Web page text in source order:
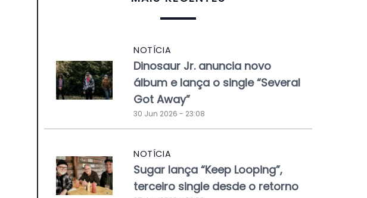
NOTÍCIA
Dinosaur Jr. anuncia novo
álbum e lança o single “Several
Got Away”
30 Jun 2026 - 23:08
NOTÍCIA
Sugar lança “Keep Looping”,
terceiro single desde o retorno